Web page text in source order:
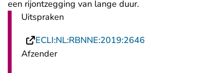
een rijontzegging van lange duur.
Uitspraken
ECLI:NL:RBNNE:2019:2646
Afzender